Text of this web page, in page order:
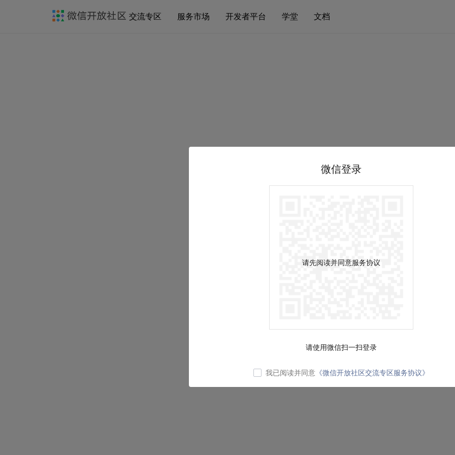
交流专区 服务市场 开发者平台 学堂 文档
微信登录
请先阅读并同意服务协议
请使用微信扫一扫登录
我已阅读并同意 《微信开放社区交流专区服务协议》